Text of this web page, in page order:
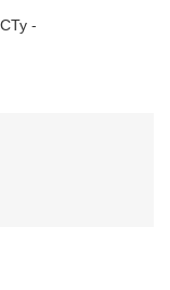
-